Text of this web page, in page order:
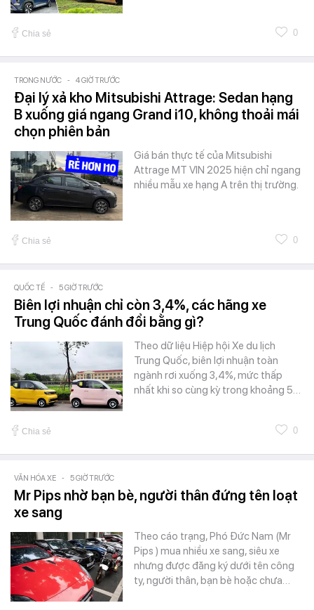
Chia sẻ 0
TRONG NƯỚC - 4 GIỜ TRƯỚC
Đại lý xả kho Mitsubishi Attrage: Sedan hạng
B xuống giá ngang Grand i10, không thoải mái
chọn phiên bản
Giá bán thực tế của Mitsubishi
Attrage MT VIN 2025 hiện chỉ ngang
nhiều mẫu xe hạng A trên thị trường.
Chia sẻ 0
QUỐC TẾ - 5 GIỜ TRƯỚC
Biên lợi nhuận chỉ còn 3,4%, các hãng xe
Trung Quốc đánh đổi bằng gì?
Theo dữ liệu Hiệp hội Xe du lịch
Trung Quốc, biên lợi nhuận toàn
ngành rơi xuống 3,4%, mức thấp
nhất khi so cùng kỳ trong khoảng 5…
Chia sẻ 0
VĂN HÓA XE - 5 GIỜ TRƯỚC
Mr Pips nhờ bạn bè, người thân đứng tên loạt
xe sang
Theo cáo trạng, Phó Đức Nam (Mr
Pips ) mua nhiều xe sang, siêu xe
nhưng được đăng ký dưới tên công
ty, người thân, bạn bè hoặc chưa…